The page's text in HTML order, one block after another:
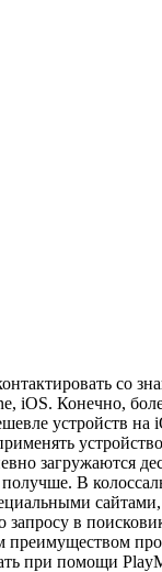
со
iOS. Конечно,
устройств на
загружаются
В
в
при помощи